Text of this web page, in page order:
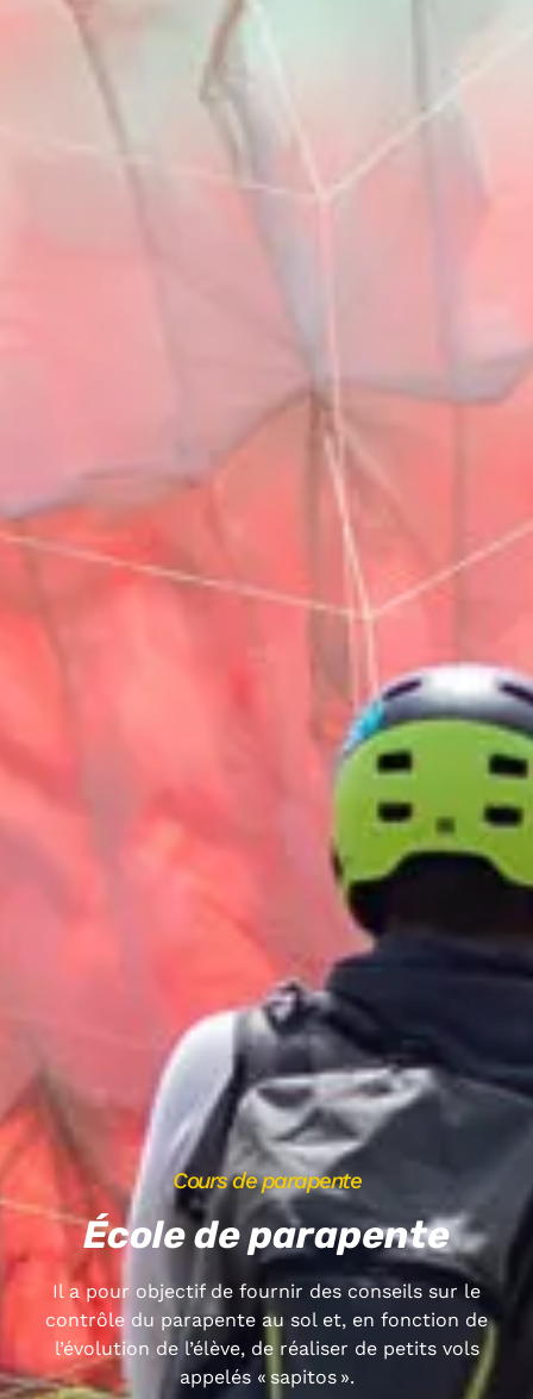
Cours de parapente
École de parapente
Il a pour objectif de fournir des conseils sur le
contrôle du parapente au sol et, en fonction de
l’évolution de l’élève, de réaliser de petits vols
appelés « sapitos ».